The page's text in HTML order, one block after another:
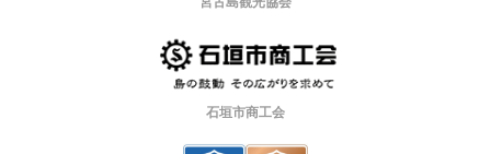
石垣市商工会